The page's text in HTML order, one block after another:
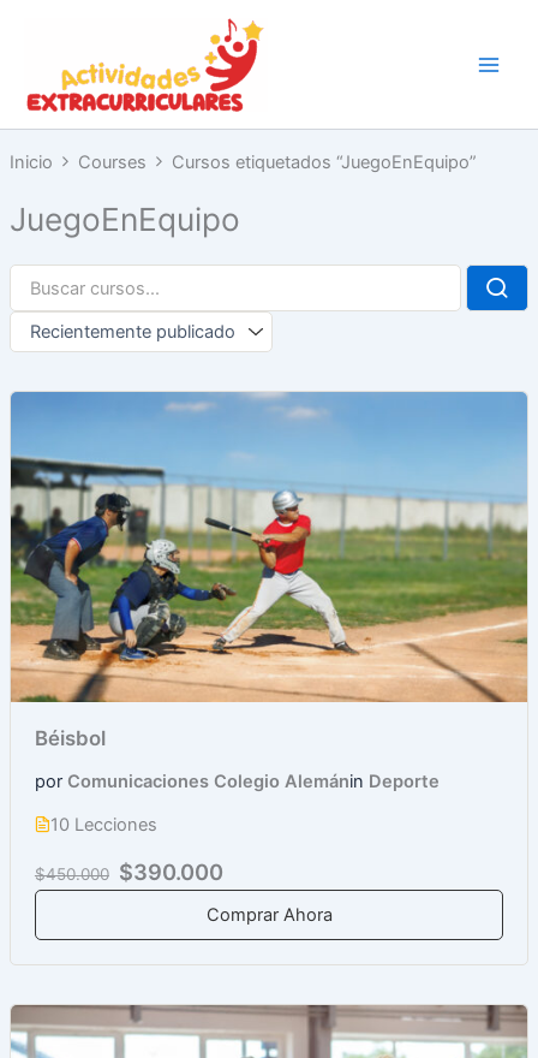
contenido
Inicio Courses Cursos etiquetados “JuegoEnEquipo”
JuegoEnEquipo
Béisbol
por Comunicaciones Colegio Alemánin Deporte
10 Lecciones
$450.000 $390.000
Comprar Ahora